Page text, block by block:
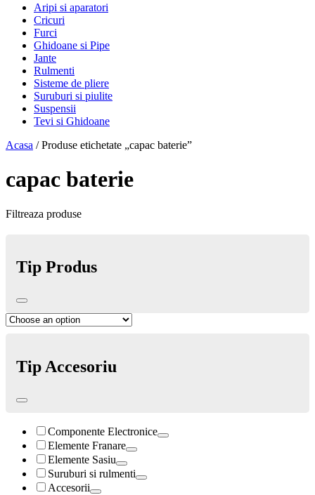
Aripi si aparatori
Cricuri
Furci
Ghidoane si Pipe
Jante
Rulmenti
Sisteme de pliere
Suruburi si piulite
Suspensii
Tevi si Ghidoane
Acasa / Produse etichetate „capac baterie”
capac baterie
Filtreaza produse
Tip Produs
Tip Accesoriu
Componente Electronice
Elemente Franare
Elemente Sasiu
Suruburi si rulmenti
Accesorii